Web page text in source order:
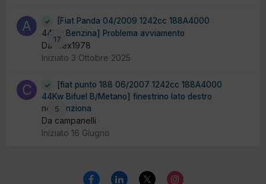
17
[Fiat Panda 04/2009 1242cc 188A4000
44Kw Benzina] Problema avviamento
Da Alex1978
Iniziato 3 Ottobre 2025
5
[fiat punto 188 06/2007 1242cc 188A4000
44Kw Bifuel B/Metano] finestrino lato destro
non funziona
Da campanelli
Iniziato 16 Giugno